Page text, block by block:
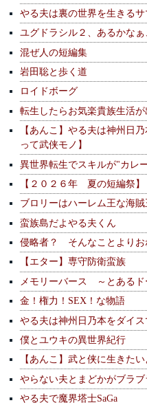
やる夫は裏の世界を生きる
ユグドラシル２、あるかなぁ
混ぜ人の短編集
岩田聡と歩く道
ロイドボーグ
転生したらお気楽貴族生活
【あんこ】やる夫は神州日
って武侠モノ】
異世界転生でスキルが"カレ
【２０２６年 夏の短編祭】
ブロリーはハーレム王な海
蛮族島だよやる夫くん
侵略者？ そんなことよりお
【エター】専守防衛蛮族
メモリーバース ～とあるド
金！権力！SEX！な物語
やる夫は神州日乃本をダイ
僕とユウキの異世界紀行
【あんこ】武と侠に生きた
やらない夫とまどかがブラ
やる夫で魔界塔士SaGa